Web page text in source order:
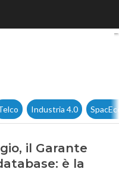
selvaggio, il
Industria 4.0
il Garante
è la